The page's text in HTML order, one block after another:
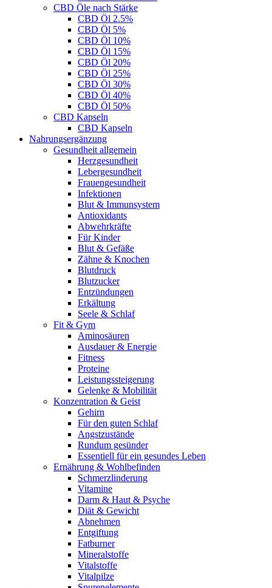
CBD Öle nach Stärke
CBD Öl 2.5%
CBD Öl 5%
CBD Öl 10%
CBD Öl 15%
CBD Öl 20%
CBD Öl 25%
CBD Öl 30%
CBD Öl 40%
CBD Öl 50%
CBD Kapseln
CBD Kapseln
Nahrungsergänzung
Gesundheit allgemein
Herzgesundheit
Lebergesundheit
Frauengesundheit
Infektionen
Blut & Immunsystem
Antioxidants
Abwehrkräfte
Für Kinder
Blut & Gefäße
Zähne & Knochen
Blutdruck
Blutzucker
Entzündungen
Erkältung
Seele & Schlaf
Fit & Gym
Aminosäuren
Ausdauer & Energie
Fitness
Proteine
Leistungssteigerung
Gelenke & Mobilität
Konzentration & Geist
Gehirn
Für den guten Schlaf
Angstzustände
Rundum gesünder
Essentiell für ein gesundes Leben
Ernährung & Wohlbefinden
Schmerzlinderung
Vitamine
Darm & Haut & Psyche
Diät & Gewicht
Abnehmen
Entgiftung
Fatburner
Mineralstoffe
Vitalstoffe
Vitalpilze